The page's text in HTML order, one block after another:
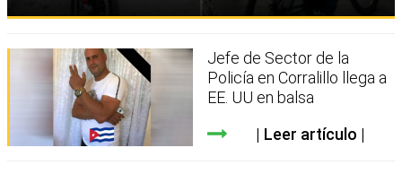
Jefe de Sector de la
Policía en Corralillo llega a
EE. UU en balsa
Leer artículo